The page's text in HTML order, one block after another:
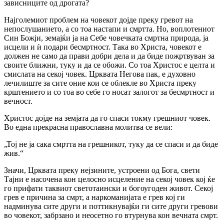
зависниците од дрогата?
Најголемиот проблем на човекот дојде преку гревот на
непослушанието, а со тоа настапи и смртта. Но, воплотениот
Син Божји, земајќи ја на Себе човечката смртна природа, ја
исцели и ѝ подари бесмртност. Така во Христа, човекот е
должен не само да прави добри дела и да биде пожртвуван за
своите ближни, туку и да се обожи. Со тоа Христос е целта и
смислата на секој човек. Црквата Негова пак, е духовно
лечилиште за сите оние кои се облекле во Христа преку
крштението и со тоа во себе го носат залогот за бесмртност и
вечност.
Христос дојде на земјата да го спаси токму грешниот човек.
Во една прекрасна православна молитва се вели:
„Тој не ја сака смртта на грешникот, туку да се спаси и да биде
жив.“
Значи, Црквата преку нејзините, устроени од Бога, свети
Тајни е насочена кон целосно исцеление на секој човек кој ќе
го прифати таквиот светотаински и богоугоден живот. Секој
грев е причина за смрт, а наркоманијата е грев кој ги
надминува сите други и поттикнувајќи ги сите други гревови
во човекот, забрзано и неосетно го втурнува кон вечната смрт.